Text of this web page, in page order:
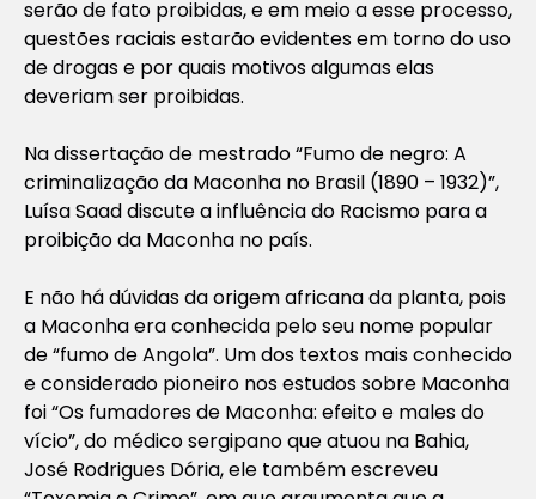
serão de fato proibidas, e em meio a esse processo,
questões raciais estarão evidentes em torno do uso
de drogas e por quais motivos algumas elas
deveriam ser proibidas.
Na dissertação de mestrado “Fumo de negro: A
criminalização da Maconha no Brasil (1890 – 1932)”,
Luísa Saad discute a influência do Racismo para a
proibição da Maconha no país.
E não há dúvidas da origem africana da planta, pois
a Maconha era conhecida pelo seu nome popular
de “fumo de Angola”. Um dos textos mais conhecido
e considerado pioneiro nos estudos sobre Maconha
foi“Os fumadores de Maconha: efeito e males do
vício”, do médico sergipano que atuou na Bahia,
José Rodrigues Dória, ele também escreveu